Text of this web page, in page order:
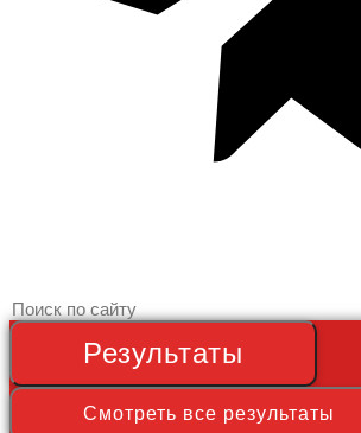
Search
...
Результаты
Смотреть все результаты